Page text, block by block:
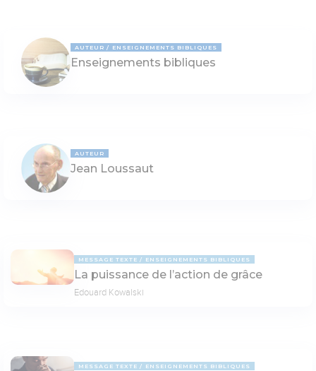
AUTEUR ENSEIGNEMENTS BIBLIQUES
Enseignements bibliques
AUTEUR
Jean Loussaut
MESSAGE TEXTE ENSEIGNEMENTS BIBLIQUES
La puissance de l’action de grâce
Edouard Kowalski
MESSAGE TEXTE ENSEIGNEMENTS BIBLIQUES